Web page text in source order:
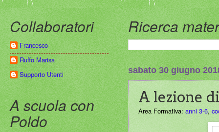
Ricerca
sabato 30 giugno
A lezione
Area Formativa: anni 3-6,
Collaboratori
Francesco
Ruffo Marisa
Supporto Utenti
A scuola con
Poldo